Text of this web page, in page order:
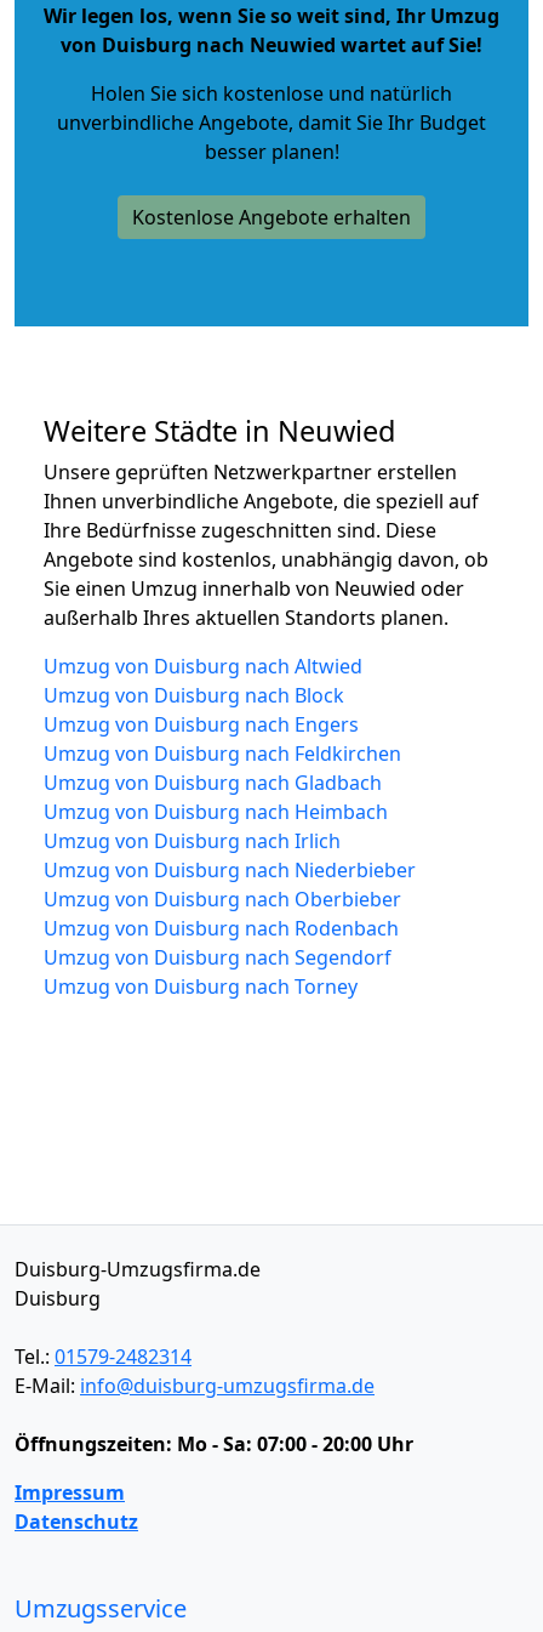
Wir legen los, wenn Sie so weit sind, Ihr Umzug
von Duisburg nach Neuwied wartet auf Sie!
Holen Sie sich kostenlose und natürlich
unverbindliche Angebote, damit Sie Ihr Budget
besser planen!
Kostenlose Angebote erhalten
Weitere Städte in Neuwied
Unsere geprüften Netzwerkpartner erstellen
Ihnen unverbindliche Angebote, die speziell auf
Ihre Bedürfnisse zugeschnitten sind. Diese
Angebote sind kostenlos, unabhängig davon, ob
Sie einen Umzug innerhalb von Neuwied oder
außerhalb Ihres aktuellen Standorts planen.
Umzug von Duisburg nach Altwied
Umzug von Duisburg nach Block
Umzug von Duisburg nach Engers
Umzug von Duisburg nach Feldkirchen
Umzug von Duisburg nach Gladbach
Umzug von Duisburg nach Heimbach
Umzug von Duisburg nach Irlich
Umzug von Duisburg nach Niederbieber
Umzug von Duisburg nach Oberbieber
Umzug von Duisburg nach Rodenbach
Umzug von Duisburg nach Segendorf
Umzug von Duisburg nach Torney
Duisburg-Umzugsfirma.de
Duisburg
Tel.: 01579-2482314
E-Mail: info@duisburg-umzugsfirma.de
Öffnungszeiten: Mo - Sa: 07:00 - 20:00 Uhr
Impressum
Datenschutz
Umzugsservice